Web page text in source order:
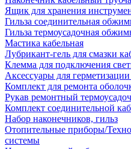
Ящик для хранения
Гильза соединительная
Гильза термоусадочная
Мастика кабельная
Лубрикант-гель для смазки
Клемма для подключения
Аксессуары для герметизации
Комплект для ремонта
Рукав ремонтный
Комплект соединительной
Набор наконечников, гильз
Отопительные приборы/
системы